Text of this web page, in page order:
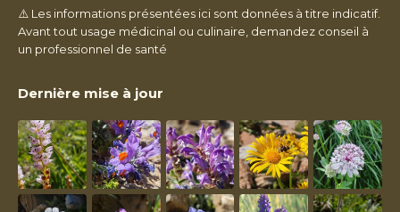
⚠️ Les informations présentées ici sont données à titre indicatif.
Avant tout usage médicinal ou culinaire, demandez conseil à
un professionnel de santé
Dernière mise à jour